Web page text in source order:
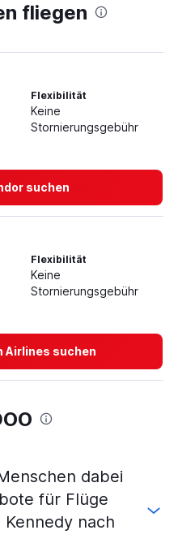
nach Linz
fliegen
Flexibilität
Keine
Stornierungsgebühr
suchen
Flexibilität
Keine
Stornierungsgebühr
Airlines suchen
dabei
für Flüge
Kennedy nach